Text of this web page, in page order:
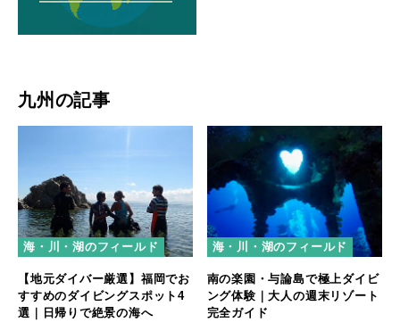
九州の記事
海・川・湖のフィールド
【地元ダイバー厳選】福岡でお
すすめのダイビングスポット4
選｜日帰りで絶景の海へ
海・川・湖のフィールド
南の楽園・与論島で極上ダイビ
ング体験｜大人の週末リゾート
完全ガイド